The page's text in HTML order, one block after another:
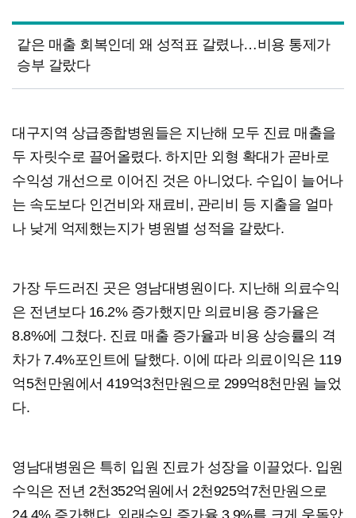
같은 매출 회복인데 왜 성적표 갈렸나…비용 통제가
승부 갈랐다
대구지역 상급종합병원들은 지난해 모두 진료 매출을
두 자릿수로 끌어올렸다. 하지만 외형 확대가 곧바로
수익성 개선으로 이어진 것은 아니었다. 수입이 늘어나
는 속도보다 인건비와 재료비, 관리비 등 지출을 얼마
나 낮게 억제했는지가 병원별 성적을 갈랐다.
가장 두드러진 곳은 영남대병원이다. 지난해 의료수익
은 전년보다 16.2% 증가했지만 의료비용 증가율은
8.8%에 그쳤다. 진료 매출 증가율과 비용 상승률의 격
차가 7.4%포인트에 달했다. 이에 따라 의료이익은 119
억5천만원에서 419억3천만원으로 299억8천만원 늘었
다.
영남대병원은 특히 입원 진료가 성장을 이끌었다. 입원
수익은 전년 2천352억원에서 2천925억7천만원으로